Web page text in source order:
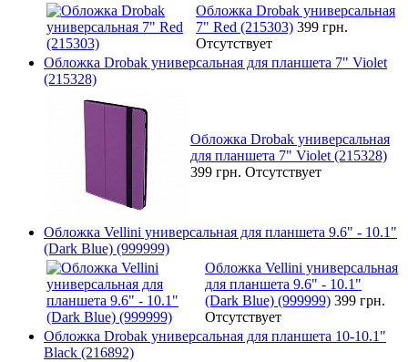
Обложка Drobak универсальная
7" Red (215303) 399 грн.
Отсутствует
Обложка Drobak универсальная для планшета 7" Violet
(215328)
Обложка Drobak универсальная
для планшета 7" Violet (215328)
399 грн. Отсутствует
Обложка Vellini универсальная для планшета 9.6" - 10.1"
(Dark Blue) (999999)
Обложка Vellini универсальная
для планшета 9.6" - 10.1"
(Dark Blue) (999999) 399 грн.
Отсутствует
Обложка Drobak универсальная для планшета 10-10.1"
Black (216892)